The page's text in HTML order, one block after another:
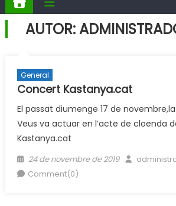
AUTOR:
General
Concert Kastanya.cat
El passat diumenge 17 de
Veus va actuar en l’acte de cloenda
Kastanya.cat
Posted
on
24 de novembre de 2019 Author
Comment(0)